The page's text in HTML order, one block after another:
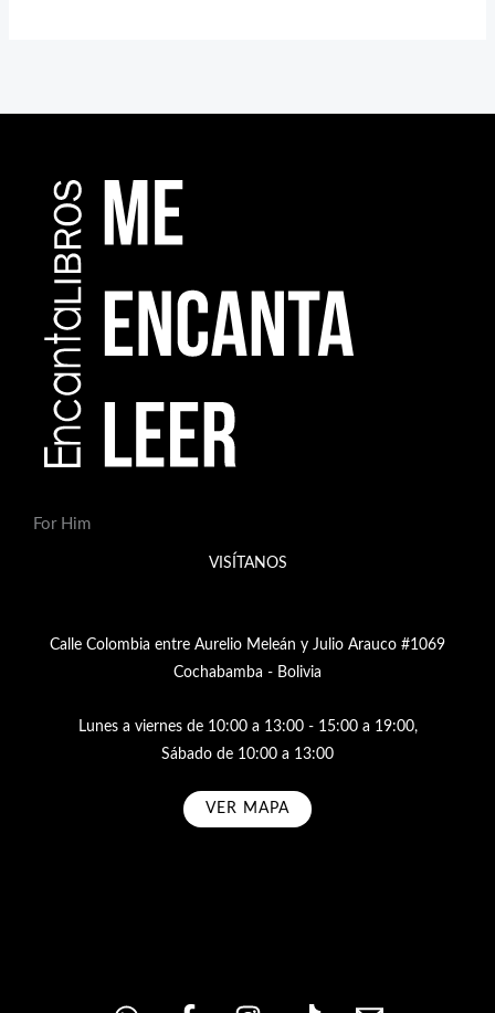
For Him
VISÍTANOS
Calle Colombia entre Aurelio Meleán y Julio Arauco #1069
Cochabamba - Bolivia
Lunes a viernes de 10:00 a 13:00 - 15:00 a 19:00,
Sábado de 10:00 a 13:00
VER MAPA